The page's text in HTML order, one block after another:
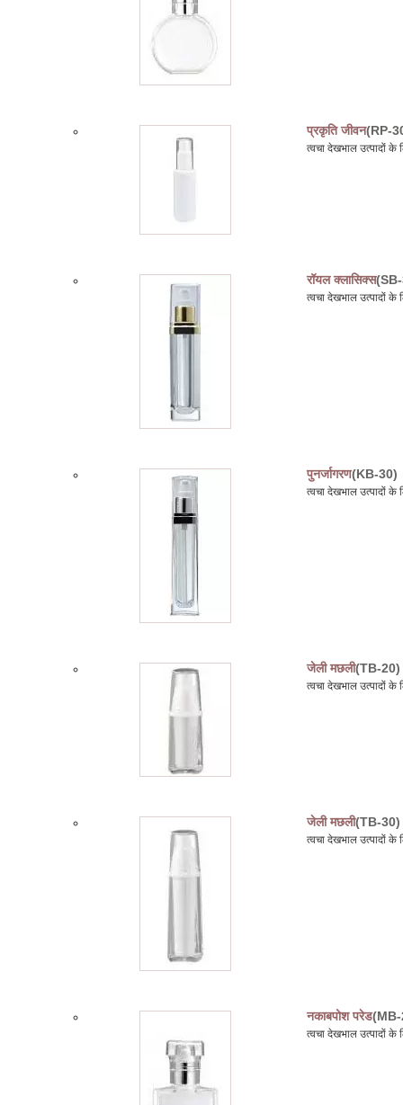
प्रकृति जीवन(RP-
त्वचा देखभाल उत्पादों के
रॉयल क्लासिक्स
त्वचा देखभाल उत्पादों के
पुनर्जागरण(KB-30)
त्वचा देखभाल उत्पादों के
जेली मछली(TB-20)
त्वचा देखभाल उत्पादों के
जेली मछली(TB-30)
त्वचा देखभाल उत्पादों के
नकाबपोश परेड
त्वचा देखभाल उत्पादों के